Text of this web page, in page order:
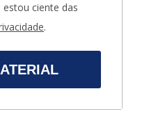
ciente das
.